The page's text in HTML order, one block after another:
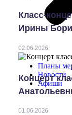
Планы
Новости
Афиши
Класс-
Ирины
02.06.2026
Концерт
01.06.2026